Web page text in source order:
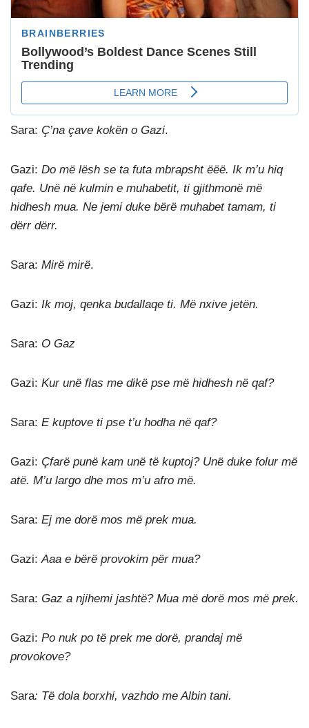
Sara: Ç’na çave kokën o Gazi.
Gazi: Do më lësh se ta futa mbrapsht ëëë. Ik m’u hiq
qafe. Unë në kulmin e muhabetit, ti gjithmonë më
hidhesh mua. Ne jemi duke bërë muhabet tamam, ti
dërr dërr.
Sara: Mirë mirë.
Gazi: Ik moj, qenka budallaqe ti. Më nxive jetën.
Sara: O Gaz
Gazi: Kur unë flas me dikë pse më hidhesh në qaf?
Sara: E kuptove ti pse t’u hodha në qaf?
Gazi: Çfarë punë kam unë të kuptoj? Unë duke folur më
atë. M’u largo dhe mos m’u afro më.
Sara: Ej me dorë mos më prek mua.
Gazi:Aaa e bërë provokim për mua?
Sara: Gaz a njihemi jashtë? Mua më dorë mos më prek.
Gazi: Po nuk po të prek me dorë, prandaj më
provokove?
Sara: Të dola borxhi, vazhdo me Albin tani.